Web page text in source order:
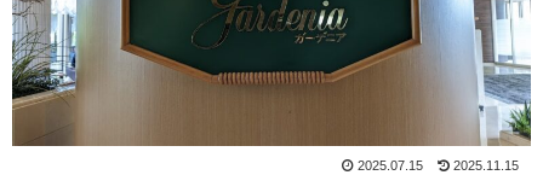
2025.07.15 2025.11.15